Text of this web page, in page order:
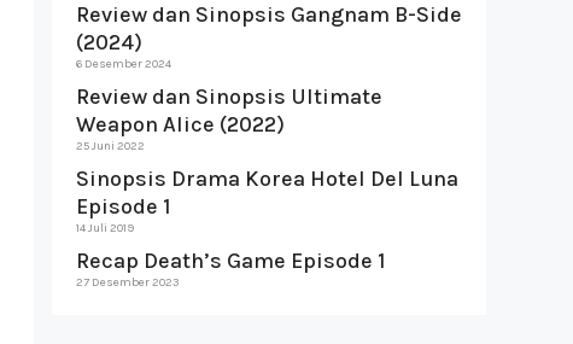
Review dan Sinopsis Gangnam B-Side
(2024)
6 Desember 2024
Review dan Sinopsis Ultimate
Weapon Alice (2022)
25 Juni 2022
Sinopsis Drama Korea Hotel Del Luna
Episode 1
14 Juli 2019
Recap Death’s Game Episode 1
27 Desember 2023